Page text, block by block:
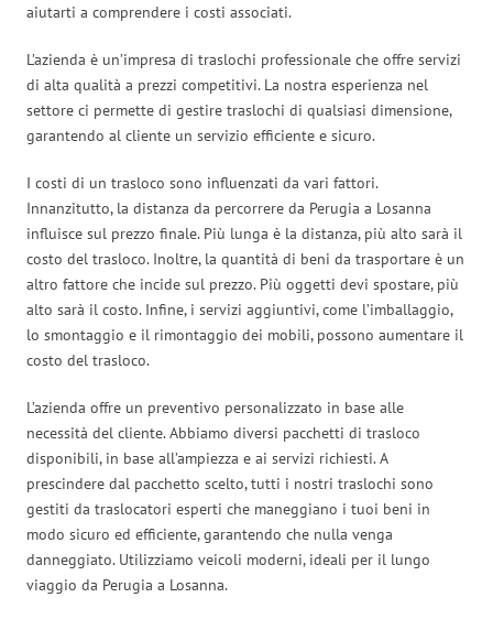
aiutarti a comprendere i costi associati.
L’azienda è un’impresa di traslochi professionale che offre servizi
di alta qualità a prezzi competitivi. La nostra esperienza nel
settore ci permette di gestire traslochi di qualsiasi dimensione,
garantendo al cliente un servizio efficiente e sicuro.
I costi di un trasloco sono influenzati da vari fattori.
Innanzitutto, la distanza da percorrere da Perugia a Losanna
influisce sul prezzo finale. Più lunga è la distanza, più alto sarà il
costo del trasloco. Inoltre, la quantità di beni da trasportare è un
altro fattore che incide sul prezzo. Più oggetti devi spostare, più
alto sarà il costo. Infine, i servizi aggiuntivi, come l’imballaggio,
lo smontaggio e il rimontaggio dei mobili, possono aumentare il
costo del trasloco.
L’azienda offre un preventivo personalizzato in base alle
necessità del cliente. Abbiamo diversi pacchetti di trasloco
disponibili, in base all’ampiezza e ai servizi richiesti. A
prescindere dal pacchetto scelto, tutti i nostri traslochi sono
gestiti da traslocatori esperti che maneggiano i tuoi beni in
modo sicuro ed efficiente, garantendo che nulla venga
danneggiato. Utilizziamo veicoli moderni, ideali per il lungo
viaggio da Perugia a Losanna.